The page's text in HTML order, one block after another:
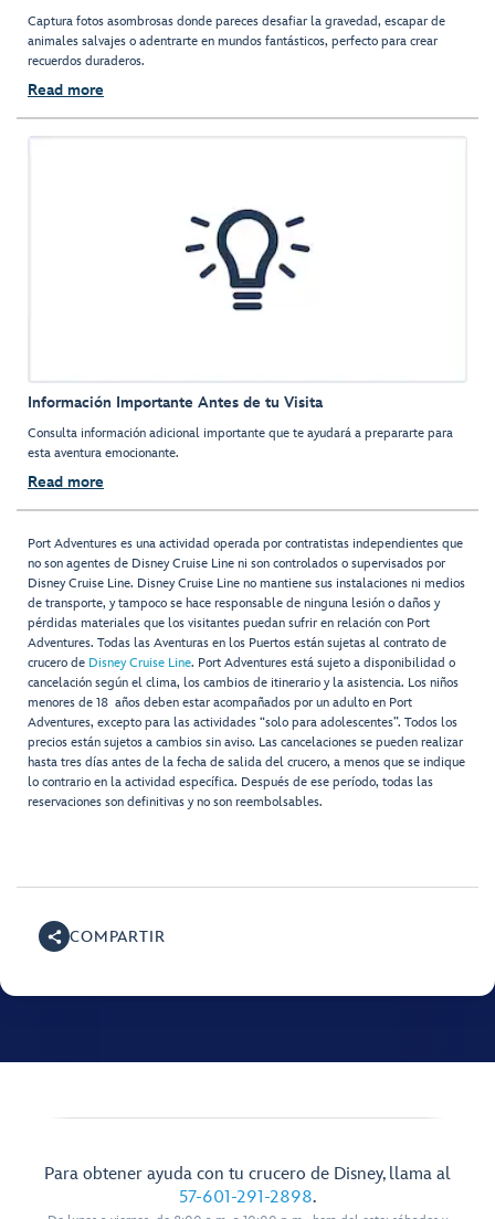
Captura fotos asombrosas donde pareces desafiar la gravedad, escapar de
animales salvajes o adentrarte en mundos fantásticos, perfecto para crear
recuerdos duraderos.
Read more
Información Importante Antes de tu Visita
Consulta información adicional importante que te ayudará a prepararte para
esta aventura emocionante.
Read more
Port Adventures es una actividad operada por contratistas independientes que
no son agentes de Disney Cruise Line ni son controlados o supervisados por
Disney Cruise Line. Disney Cruise Line no mantiene sus instalaciones ni medios
de transporte, y tampoco se hace responsable de ninguna lesión o daños y
pérdidas materiales que los visitantes puedan sufrir en relación con Port
Adventures. Todas las Aventuras en los Puertos están sujetas al contrato de
crucero de Disney Cruise Line. Port Adventures está sujeto a disponibilidad o
cancelación según el clima, los cambios de itinerario y la asistencia. Los niños
menores de 18 años deben estar acompañados por un adulto en Port
Adventures, excepto para las actividades “solo para adolescentes”. Todos los
precios están sujetos a cambios sin aviso. Las cancelaciones se pueden realizar
hasta tres días antes de la fecha de salida del crucero, a menos que se indique
lo contrario en la actividad específica. Después de ese período, todas las
reservaciones son definitivas y no son reembolsables.
COMPARTIR
Para obtener ayuda con tu crucero de Disney, llama al
57-601-291-2898.